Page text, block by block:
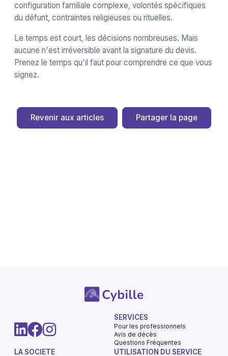
configuration familiale complexe, volontés spécifiques
du défunt, contraintes religieuses ou rituelles.
Le temps est court, les décisions nombreuses. Mais
aucune n'est irréversible avant la signature du devis.
Prenez le temps qu'il faut pour comprendre ce que vous
signez.
Revenir aux articles Partager la page
SERVICES
Pour les professionnels
Avis de décès
Questions Fréquentes
LA SOCIETE UTILISATION DU SERVICE